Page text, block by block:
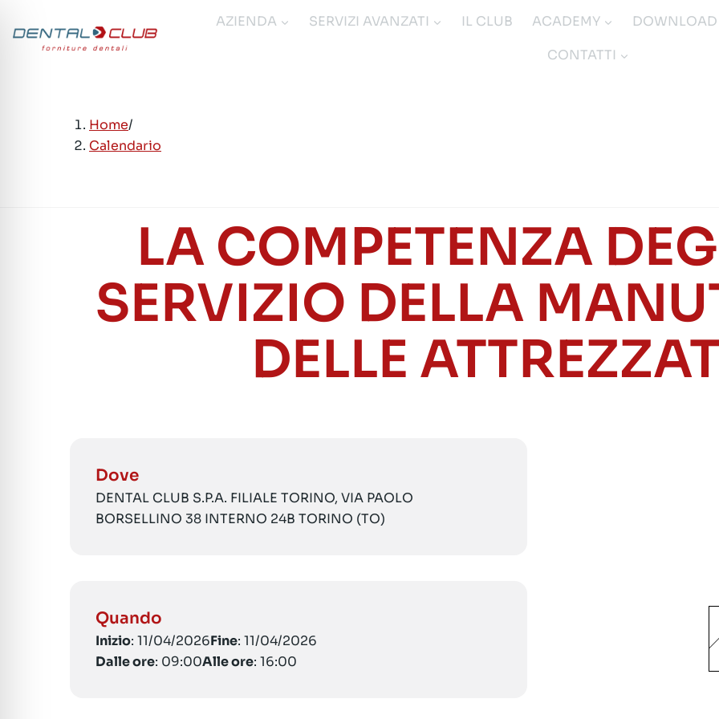
contenuto
AZIENDA SERVIZI AVANZATI IL CLUB ACADEMY
DOWNLOAD
CONTATTI
Home/
Calendario
LA COMPETENZA
SERVIZIO DELLA
DELLE
Dove
DENTAL CLUB S.P.A. FILIALE TORINO, VIA PAOLO
BORSELLINO 38 INTERNO 24B TORINO (TO)
Quando
Inizio: 11/04/2026Fine: 11/04/2026
Dalle ore: 09:00Alle ore: 16:00